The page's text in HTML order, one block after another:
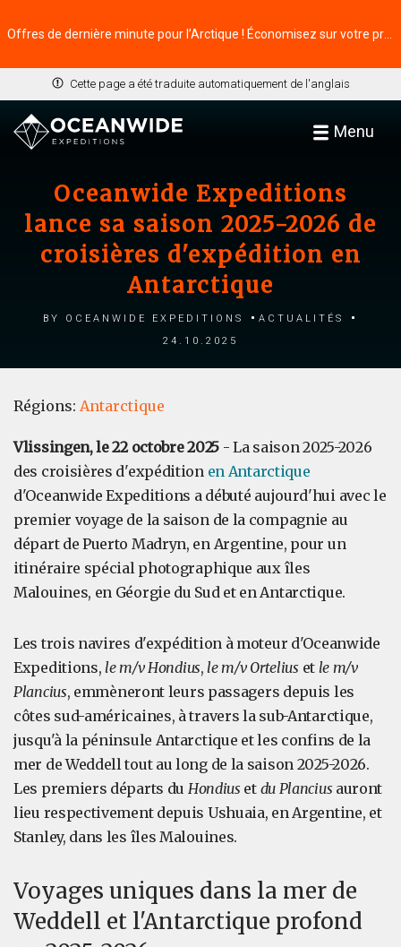
Cette page a été traduite automatiquement de l'anglais
Menu
Oceanwide Expeditions
lance sa saison 2025-2026 de
croisières d'expédition en
Antarctique
by Oceanwide Expeditions
Actualités
24.10.2025
Régions: Antarctique
Vlissingen, le 22 octobre 2025 - La saison 2025-2026
des croisières d'expédition en Antarctique
d'Oceanwide Expeditions a débuté aujourd'hui avec le
premier voyage de la saison de la compagnie au
départ de Puerto Madryn, en Argentine, pour un
itinéraire spécial photographique aux îles
Malouines, en Géorgie du Sud et en Antarctique.
Les trois navires d'expédition à moteur d'Oceanwide
Expeditions,le m/v Hondius,le m/v Ortelius et le m/v
Plancius, emmèneront leurs passagers depuis les
côtes sud-américaines, à travers la sub-Antarctique,
jusqu'à la péninsule Antarctique et les confins de la
mer de Weddell tout au long de la saison 2025-2026.
Les premiers départs du Hondius et du Plancius auront
lieu respectivement depuis Ushuaia, en Argentine, et
Stanley, dans les îles Malouines.
Voyages uniques dans la mer de
Weddell et l'Antarctique profond